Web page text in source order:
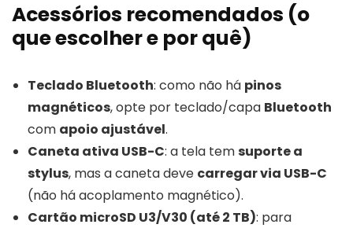
Acessórios recomendados (o
que escolher e por quê)
Teclado Bluetooth: como não há pinos
magnéticos, opte por teclado/capa Bluetooth
com apoio ajustável.
Caneta ativa USB-C: a tela temsuporte a
stylus, mas a caneta deve carregar via USB-C
(não há acoplamento magnético).
Cartão microSD U3/V30 (até 2 TB): para